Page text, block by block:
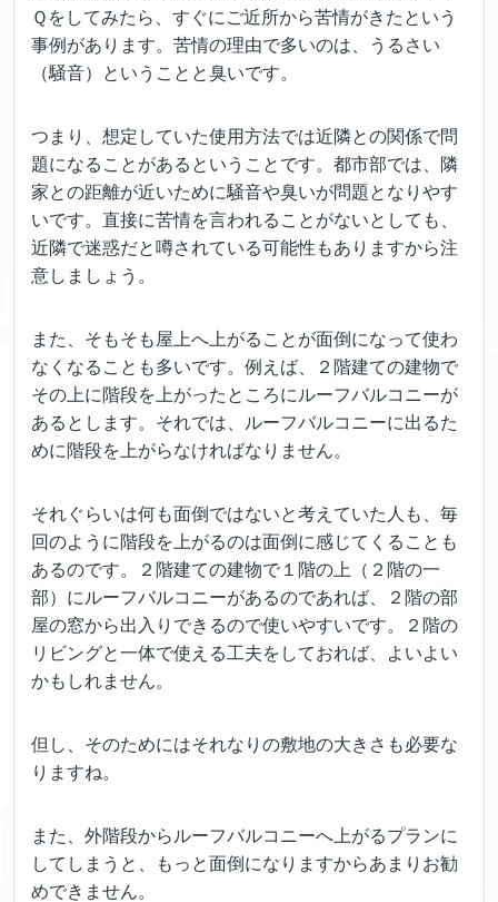
Ｑをしてみたら、すぐにご近所から苦情がきたという
事例があります。苦情の理由で多いのは、うるさい
（騒音）ということと臭いです。
つまり、想定していた使用方法では近隣との関係で問
題になることがあるということです。都市部では、隣
家との距離が近いために騒音や臭いが問題となりやす
いです。直接に苦情を言われることがないとしても、
近隣で迷惑だと噂されている可能性もありますから注
意しましょう。
また、そもそも屋上へ上がることが面倒になって使わ
なくなることも多いです。例えば、２階建ての建物で
その上に階段を上がったところにルーフバルコニーが
あるとします。それでは、ルーフバルコニーに出るた
めに階段を上がらなければなりません。
それぐらいは何も面倒ではないと考えていた人も、毎
回のように階段を上がるのは面倒に感じてくることも
あるのです。２階建ての建物で１階の上（２階の一
部）にルーフバルコニーがあるのであれば、２階の部
屋の窓から出入りできるので使いやすいです。２階の
リビングと一体で使える工夫をしておれば、よいよい
かもしれません。
但し、そのためにはそれなりの敷地の大きさも必要な
りますね。
また、外階段からルーフバルコニーへ上がるプランに
してしまうと、もっと面倒になりますからあまりお勧
めできません。